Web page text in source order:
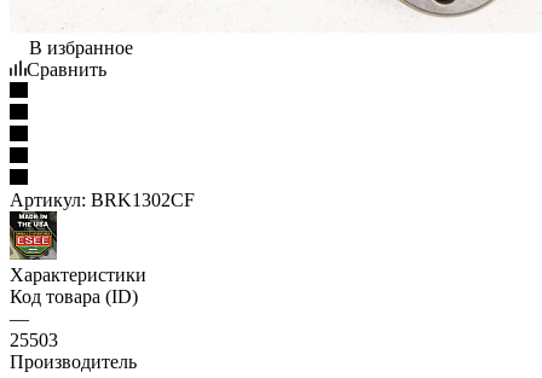
В избранное
Сравнить
Артикул: BRK1302CF
Характеристики
Код товара (ID)
—
25503
Производитель